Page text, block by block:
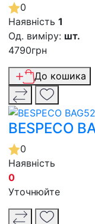
0
Наявність 1
Од. виміру: шт.
4790грн
До кошика
BESPECO
0
Наявність
0
Уточнюйте